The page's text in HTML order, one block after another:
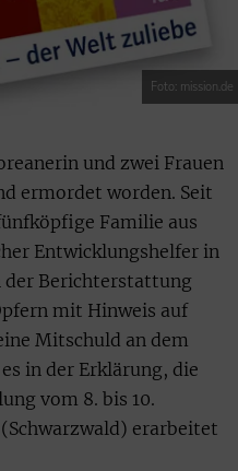
Foto: mission.de
und zwei Frauen
ermordet worden. Seit
Familie aus
Entwicklungshelfer in
der Berichterstattung
mit Hinweis auf
Mitschuld an dem
in der Erklärung, die
vom 8. bis 10.
erarbeitet